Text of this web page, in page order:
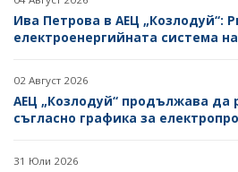
Ива Петрова в АЕЦ „Козлодуй“:
електроенергийната система
02 Август 2026
АЕЦ „Козлодуй“ продължава да
съгласно графика за
31 Юли 2026